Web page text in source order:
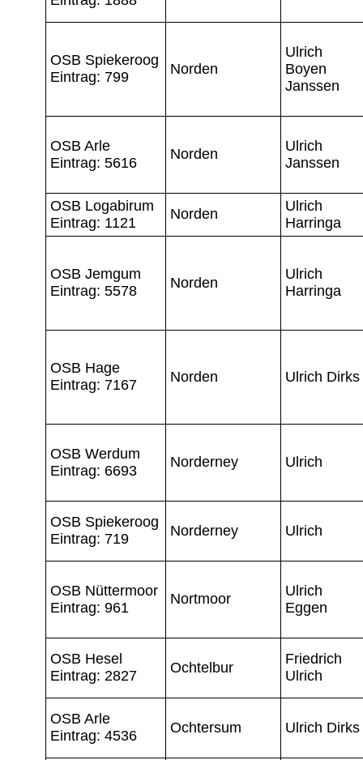
OSB Spiekeroog
Eintrag: 799
Norden
Ulrich
Boyen
Janssen
OSB Arle
Eintrag: 5616
Norden
Ulrich
Janssen
OSB Logabirum
Eintrag: 1121
Norden
Ulrich
Harringa
OSB Jemgum
Eintrag: 5578
Norden
Ulrich
Harringa
OSB Hage
Eintrag: 7167
Norden Ulrich Dirks
OSB Werdum
Eintrag: 6693
Norderney Ulrich
OSB Spiekeroog
Eintrag: 719
Norderney Ulrich
OSB Nüttermoor
Eintrag: 961
Nortmoor
Ulrich
Eggen
OSB Hesel
Eintrag: 2827
Ochtelbur
Friedrich
Ulrich
OSB Arle
Eintrag: 4536
Ochtersum Ulrich Dirks